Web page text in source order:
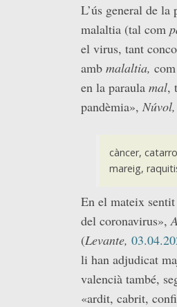
L’ús general de
malaltia (tal com
el virus, tant
amb malaltia,
en la paraula mal,
pandèmia», Núvol,
càncer,
mareig,
En el mateix
del coronavirus»,
(Levante,
li han adjudicat
valencià també,
«ardit, cabrit,